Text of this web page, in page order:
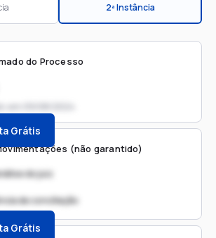
2ª Instância
do Processo
em
Grátis
(não garantido)
do juiz
de conciliação
Grátis